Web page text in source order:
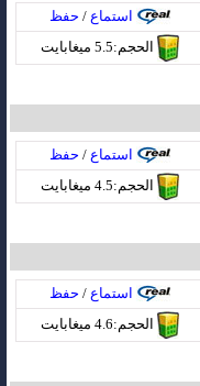
استماع / حفظ
الحجم:5.5 ميغابايت
استماع / حفظ
الحجم:4.5 ميغابايت
استماع / حفظ
الحجم:4.6 ميغابايت